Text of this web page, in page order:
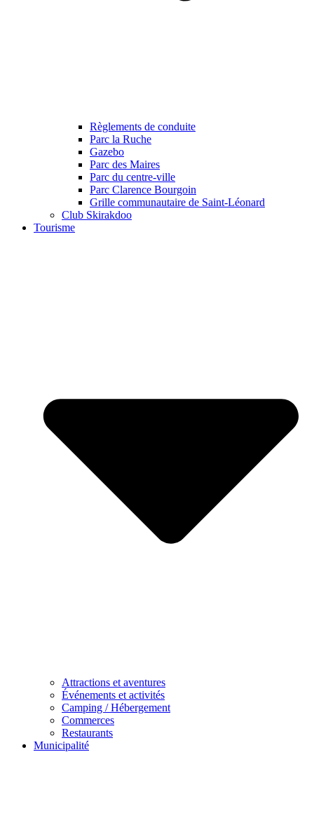
Règlements de conduite
Parc la Ruche
Gazebo
Parc des Maires
Parc du centre-ville
Parc Clarence Bourgoin
Grille communautaire de Saint-Léonard
Club Skirakdoo
Tourisme
Attractions et aventures
Événements et activités
Camping / Hébergement
Commerces
Restaurants
Municipalité